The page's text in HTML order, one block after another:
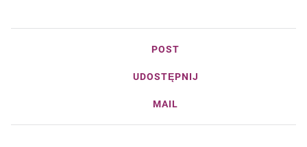
POST
UDOSTĘPNIJ
MAIL